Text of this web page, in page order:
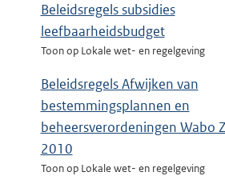
Beleidsregels subsidies
leefbaarheidsbudget
Toon op Lokale wet- en regelgeving
Beleidsregels Afwijken van
bestemmingsplannen en
beheersverordeningen Wabo
2010
Toon op Lokale wet- en regelgeving